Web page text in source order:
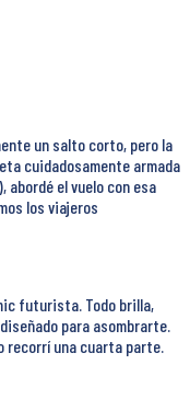
un salto corto, pero la
cuidadosamente armada
abordé el vuelo con esa
los viajeros
futurista. Todo brilla,
para asombrarte.
recorrí una cuarta parte.